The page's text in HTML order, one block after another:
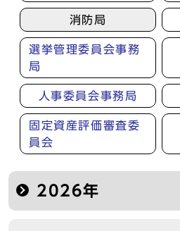
消防局
選挙管理委員会事務
局
人事委員会事務局
固定資産評価審査委
員会
2026年